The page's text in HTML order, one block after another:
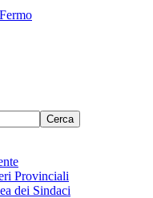
Provinciali
dei Sindaci